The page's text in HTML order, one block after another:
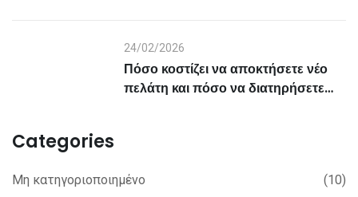
24/02/2026
Πόσο κοστίζει να αποκτήσετε νέο
πελάτη και πόσο να διατηρήσετε
Categories
Μη κατηγοριοποιημένο (10)